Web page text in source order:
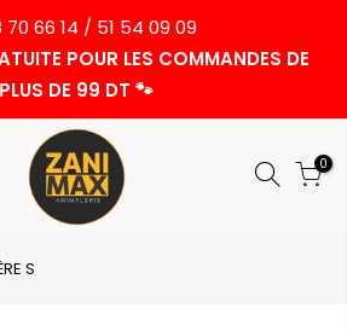
70 66 14 / 51 54 09 09
POUR LES COMMANDES DE
PLUS DE 99 DT 🐾
0
S